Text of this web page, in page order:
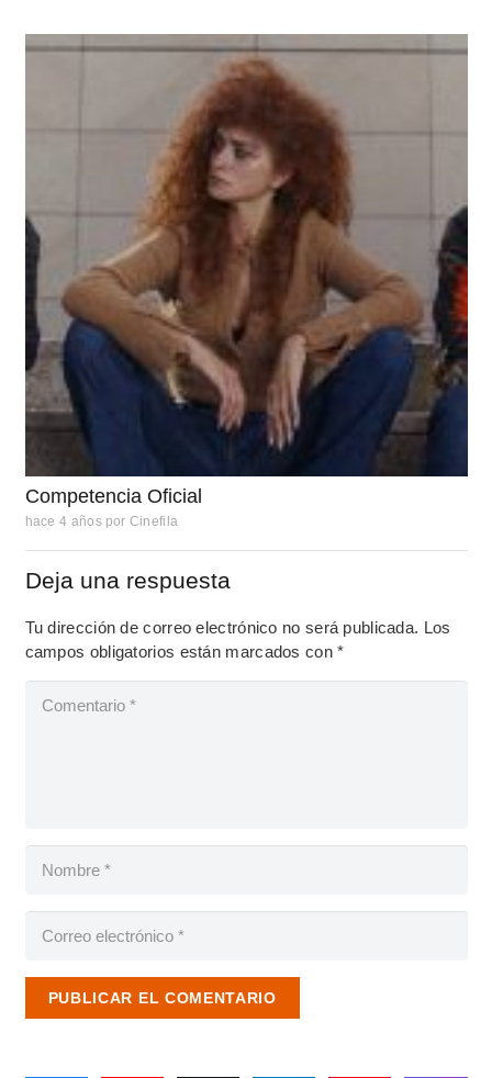
Competencia Oficial
hace 4 años por Cinefila
Deja una respuesta
Tu dirección de correo electrónico no será publicada. Los
campos obligatorios están marcados con*
PUBLICAR EL COMENTARIO